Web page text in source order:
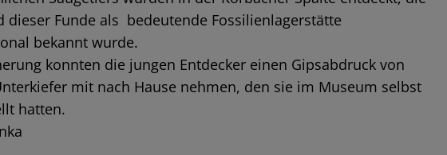
dieser Funde als bedeutende Fossilienlagerstätte
bekannt wurde.
konnten die jungen Entdecker einen Gipsabdruck von
mit nach Hause nehmen, den sie im Museum selbst
hatten.